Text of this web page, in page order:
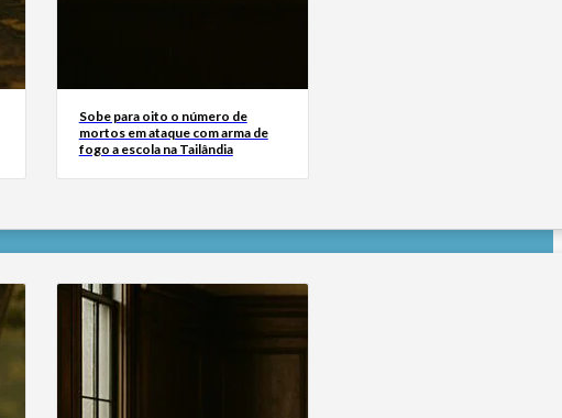
Sobe para oito o número de
mortos em ataque com arma de
fogo a escola na Tailândia